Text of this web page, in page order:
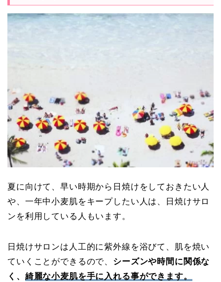
夏に向けて、早い時期から日焼けをしておきたい人
や、一年中小麦肌をキープしたい人は、日焼けサロ
ンを利用している人もいます。
日焼けサロンは人工的に紫外線を浴びて、肌を焼い
ていくことができるので、 シーズンや時間に関係な
く、 綺麗な小麦肌を手に入れる事ができます。